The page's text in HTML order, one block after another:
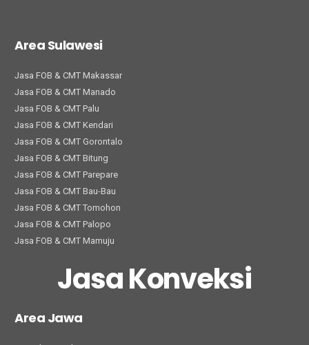
Area Sulawesi
Jasa FOB & CMT Makassar
Jasa FOB & CMT Manado
Jasa FOB & CMT Palu
Jasa FOB & CMT Kendari
Jasa FOB & CMT Gorontalo
Jasa FOB & CMT Bitung
Jasa FOB & CMT Parepare
Jasa FOB & CMT Bau-Bau
Jasa FOB & CMT Tomohon
Jasa FOB & CMT Palopo
Jasa FOB & CMT Mamuju
Jasa Konveksi
Area Jawa